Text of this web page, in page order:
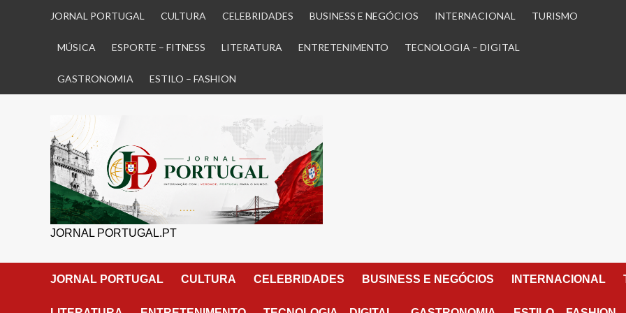
JORNAL PORTUGAL CULTURA CELEBRIDADES BUSINESS E NEGÓCIOS INTERNACIONAL TURISMO
MÚSICA ESPORTE – FITNESS LITERATURA ENTRETENIMENTO TECNOLOGIA – DIGITAL
GASTRONOMIA ESTILO – FASHION
JORNAL PORTUGAL.PT
JORNAL PORTUGAL CULTURA CELEBRIDADES BUSINESS E NEGÓCIOS INTERNACIONAL